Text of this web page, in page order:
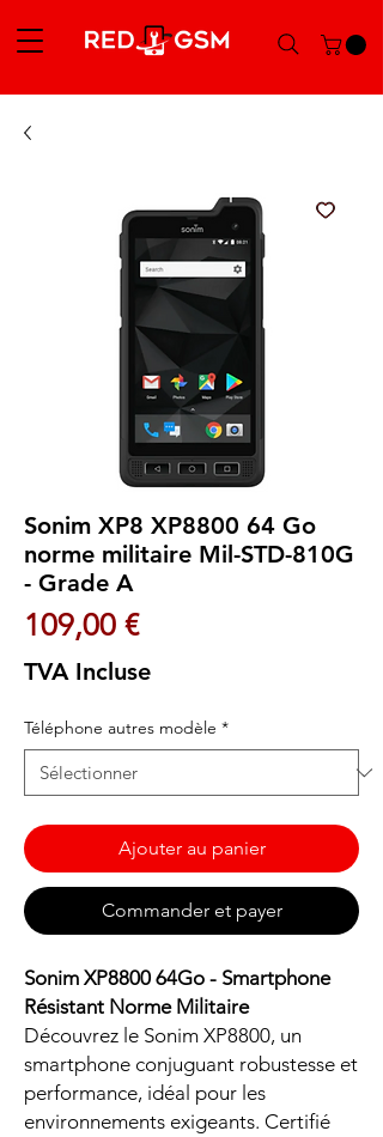
Sonim XP8 XP8800 64 Go
norme militaire Mil-STD-810G
- Grade A
109,00 €Prix
TVA Incluse
Téléphone autres modèle *
Ajouter au panier
Commander et payer
Sonim XP8800 64Go - Smartphone
Résistant Norme Militaire
Découvrez le Sonim XP8800, un
smartphone conjuguant robustesse et
performance, idéal pour les
environnements exigeants. Certifié